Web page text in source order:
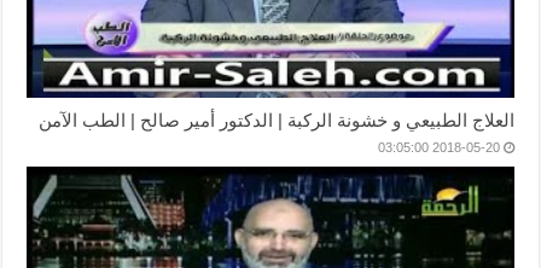
العلاج الطبيعي و خشونة الركبة | الدكتور أمير صالح | الطب الآمن
2018-05-20 03:05:00